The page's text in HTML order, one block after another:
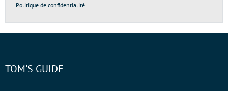
Politique de confidentialité
TOM'S GUIDE